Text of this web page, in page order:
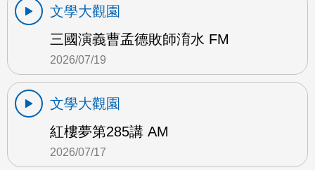
文學大觀園
三國演義曹孟德敗師淯水 FM
2026/07/19
文學大觀園
紅樓夢第285講 AM
2026/07/17